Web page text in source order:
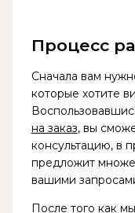
Процесс
Сначала вам
которые хотите
на заказ, вы
консультацию, в
предложит
вашими
После того как